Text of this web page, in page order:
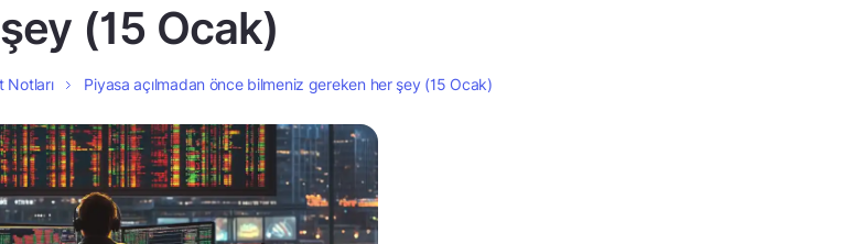
(15 Ocak)
Notları Piyasa açılmadan önce bilmeniz gereken her şey (15 Ocak)